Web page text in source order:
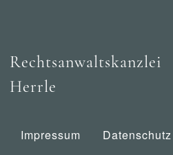
Rechtsanwaltskanzlei
Herrle
Impressum Datenschutz